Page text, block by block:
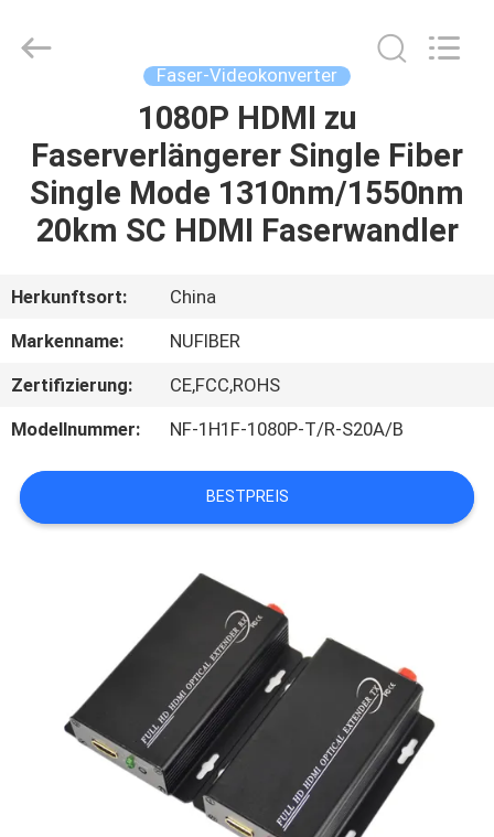
PRODUKTE
UNS
AUSFLUG
QUALITÄTSKONTROLLE
VERBINDUNG
NACHRICHTEN
Rights
Faser-Videokonverter
1080P HDMI zu
Faserverlängerer Single Fiber
Single Mode 1310nm/1550nm
20km SC HDMI Faserwandler
Herkunftsort:
China
Markenname:
NUFIBER
Zertifizierung:
CE,FCC,ROHS
Modellnummer:
NF-1H1F-1080P-T/R-S20A/B
BESTPREIS